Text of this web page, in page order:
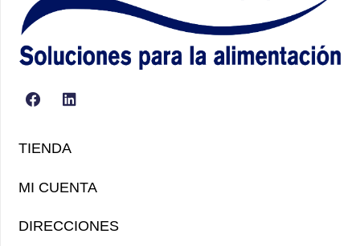
TIENDA
MI CUENTA
DIRECCIONES